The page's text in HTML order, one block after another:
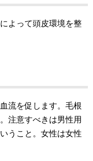
よって頭皮環境を整
流を促します。毛根
注意すべきは男性用
うこと。女性は女性